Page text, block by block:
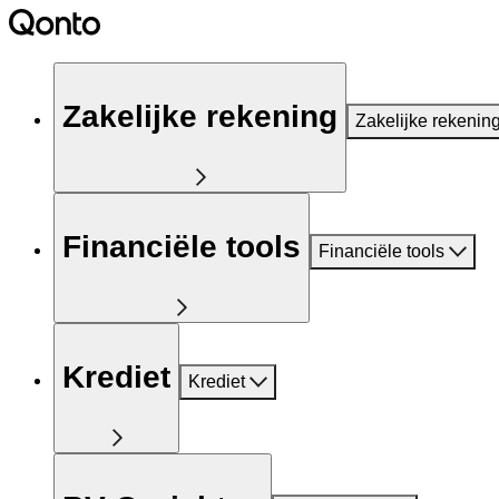
Zakelijke rekening Zakelijke
Financiële tools Financiële tools
Krediet Krediet